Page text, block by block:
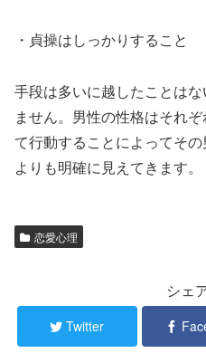
・貞操はしっかりすること
手段は多いに越したことは
ません。男性の性格はそれ
て行動することによってそ
よりも明確に見えてきます。
恋愛心理
シェ
Twitter